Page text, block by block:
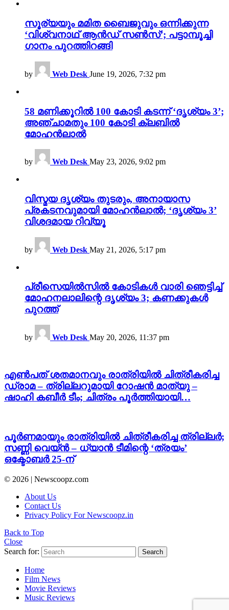
സൂര്യയും മമിത ബൈജുവും ഒന്നിക്കുന്ന
‘വിശ്വനാഥ് ആൻഡ് സൺസ്’; പട്ടാമ്പൂച്ചി
ഗാനം പുറത്തിറങ്ങി
by Web Desk June 19, 2026, 7:32 pm
58 മണിക്കൂറിൽ 100 കോടി കടന്ന് ‘ദൃശ്യം 3’;
അഞ്ചാമതും 100 കോടി ക്ലബിൽ
മോഹൻലാൽ
by Web Desk May 23, 2026, 9:02 pm
വിസ്മയ ദൃശ്യം തുടരും, അനായാസ
പ്രകടനവുമായി മോഹൻലാൽ; ‘ദൃശ്യം 3’
വിശദമായ റിവ്യൂ
by Web Desk May 21, 2026, 5:17 pm
പ്രീസെയിൽസിൽ കോടികൾ വാരി ഞെട്ടിച്ച്
മോഹനലാലിന്റെ ദൃശ്യം 3; കണക്കുകൾ
പുറത്ത്
by Web Desk May 20, 2026, 11:37 pm
എൺപത് ശതമാനവും രാത്രിയിൽ ചിത്രീകരിച്ച
ഡ്രാമ – ത്രില്ലറുമായി റോഷൻ മാത്യു –
ഷാഹി കബീർ ടീം; ചിത്രം പൂർത്തിയായി…
പൂർണമായും രാത്രിയിൽ ചിത്രീകരിച്ച ത്രില്ലർ;
സണ്ണി വെയ്ൻ – ധ്യാൻ ടീമിന്റെ ‘ത്രയം’
ഒക്ടോബർ 25-ന്
© 2026 | Newscoopz.com
About Us
Contact Us
Privacy Policy For Newscoopz.in
Back to Top
Close
Search for:
Search
Home
Film News
Movie Reviews
Music Reviews